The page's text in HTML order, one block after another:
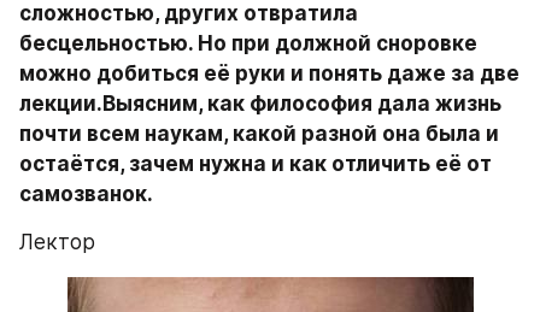
сложностью, других отвратила
бесцельностью. Но при должной сноровке
можно добиться её руки и понять даже за две
лекции.Выясним, как философия дала жизнь
почти всем наукам, какой разной она была и
остаётся, зачем нужна и как отличить её от
самозванок.
Лектор